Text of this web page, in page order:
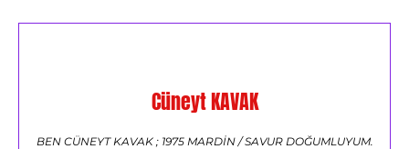
Cüneyt KAVAK
BEN CÜNEYT KAVAK ; 1975 MARDİN / SAVUR DOĞUMLUYUM.